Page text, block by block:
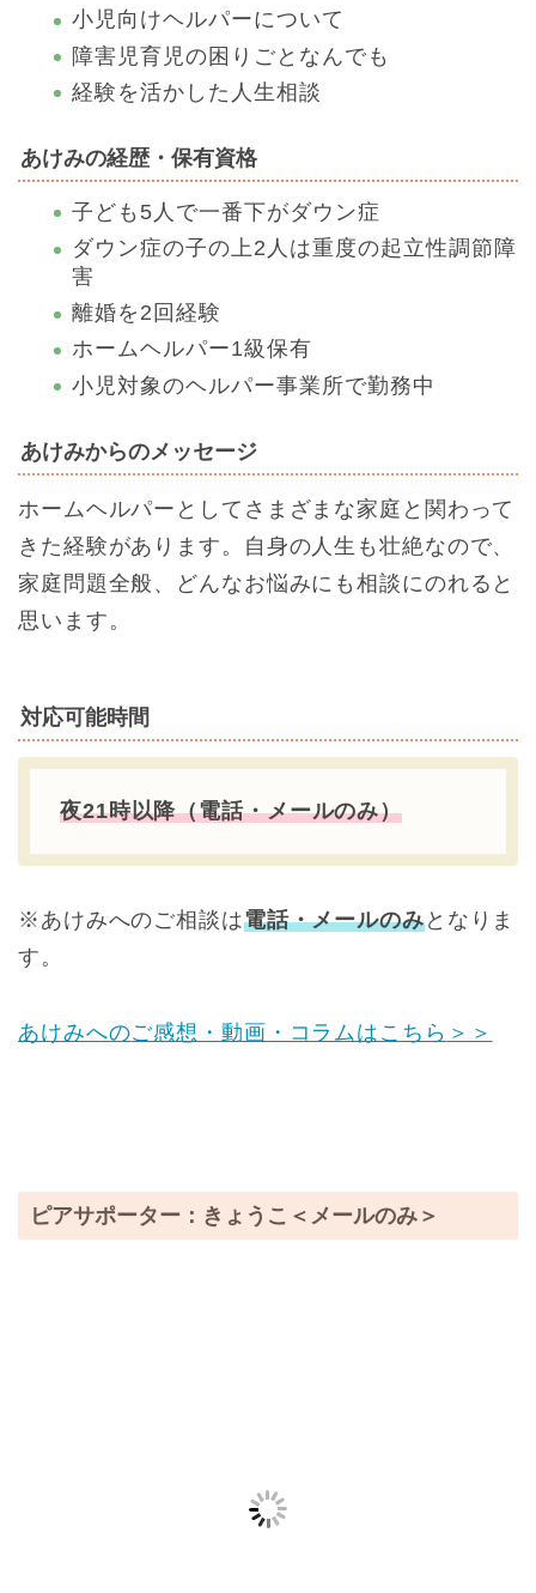
小児向けヘルパーについて
障害児育児の困りごとなんでも
経験を活かした人生相談
あけみの経歴・保有資格
子ども5人で一番下がダウン症
ダウン症の子の上2人は重度の起立性調節障
害
離婚を2回経験
ホームヘルパー1級保有
小児対象のヘルパー事業所で勤務中
あけみからのメッセージ
ホームヘルパーとしてさまざまな家庭と関わって
きた経験があります。自身の人生も壮絶なので、
家庭問題全般、どんなお悩みにも相談にのれると
思います。
対応可能時間
夜21時以降（電話・メールのみ）
※あけみへのご相談は電話・メールのみとなりま
す。
あけみへのご感想・動画・コラムはこちら ＞＞
ピアサポーター：きょうこ＜メールのみ＞